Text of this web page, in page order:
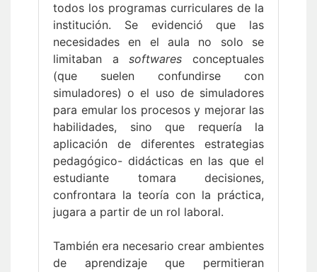
todos los programas curriculares de la
institución. Se evidenció que las
necesidades en el aula no solo se
limitaban asoftwares conceptuales
(que suelen confundirse con
simuladores) o el uso de simuladores
para emular los procesos y mejorar las
habilidades, sino que requería la
aplicación de diferentes estrategias
pedagógico- didácticas en las que el
estudiante tomara decisiones,
confrontara la teoría con la práctica,
jugara a partir de un rol laboral.
También era necesario crear ambientes
de aprendizaje que permitieran